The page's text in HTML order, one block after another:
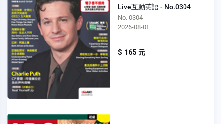
Live互動英語 - No.0304
No. 0304
2026-08-01
$ 165 元